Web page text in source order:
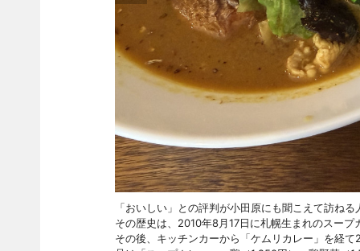
「おいしい」との評判が小田原にも聞こえて訪
その歴史は、2010年8月17日に札幌生まれのスー
その後、キッチンカーから「ケムリカレー」を経